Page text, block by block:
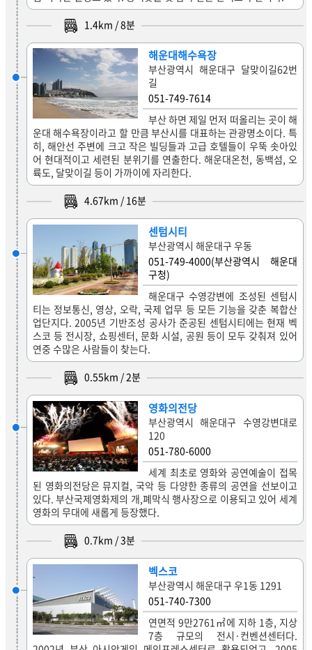
1.4km /8분
해운대해수욕장
부산광역시 해운대구 달맞이길62번
길
051-749-7614
부산 하면 제일 먼저 떠올리는 곳이 해
운대 해수욕장이라고 할 만큼 부산시를 대표하는 관광명소이다. 특
히, 해안선 주변에 크고 작은 빌딩들과 고급 호텔들이 우뚝 솟아있
어 현대적이고 세련된 분위기를 연출한다. 해운대온천, 동백섬, 오
륙도, 달맞이길 등이 가까이에 자리한다.
4.67km / 16분
센텀시티
부산광역시 해운대구 우동
051-749-4000(부산광역시 해운대
구청)
해운대구 수영강변에 조성된 센텀시
티는 정보통신, 영상, 오락, 국제 업무 등 모든 기능을 갖춘 복합산
업단지다. 2005년 기반조성 공사가 준공된 센텀시티에는 현재 벡
스코 등 전시장, 쇼핑센터, 문화 시설, 공원 등이 모두 갖춰져 있어
연중 수많은 사람들이 찾는다.
0.55km /2분
영화의전당
부산광역시 해운대구 수영강변대로
120
051-780-6000
세계 최초로 영화와 공연예술이 접목
된 영화의전당은 뮤지컬, 국악 등 다양한 종류의 공연을 선보이고
있다. 부산국제영화제의 개,폐막식 행사장으로 이용되고 있어 세계
영화의 무대에 새롭게 등장했다.
0.7km / 3분
벡스코
부산광역시 해운대구 우1동 1291
051-740-7300
연면적 9만2761㎡에 지하 1층, 지상
7층 규모의 전시·컨벤션센터다.